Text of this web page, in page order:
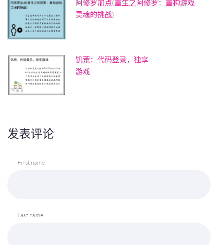
阿修罗加点(重生之阿修罗：重构游戏
灵魂的挑战)
饥荒：代码登录，独享
游戏
发表评论
First name
Last name